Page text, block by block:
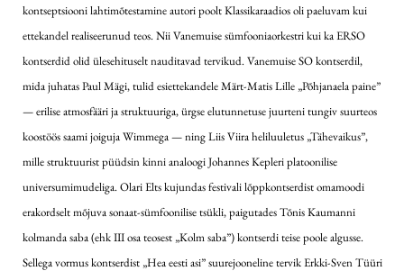
kontseptsiooni lahtimõtestamine autori poolt Klassikaraadios oli paeluvam kui
ettekandel realiseerunud teos. Nii Vanemuise sümfooniaorkestri kui ka ERSO
kontserdid olid ülesehituselt nauditavad tervikud. Vanemuise SO kontserdil,
mida juhatas Paul Mägi, tulid esiettekandele Märt-Matis Lille „Põhjanaela paine”
— erilise atmosfääri ja struktuuriga, ürgse elutunnetuse juurteni tungiv suurteos
koostöös saami joiguja Wimmega — ning Liis Viira heliluuletus „Tähevaikus”,
mille struktuurist püüdsin kinni analoogi Johannes Kepleri platoonilise
universumimudeliga. Olari Elts kujundas festivali lõppkontserdist omamoodi
erakordselt mõjuva sonaat-sümfoonilise tsükli, paigutades Tõnis Kaumanni
kolmanda saba (ehk III osa teosest „Kolm saba”) kontserdi teise poole algusse.
Sellega vormus kontserdist „Hea eesti asi” suurejooneline tervik Erkki-Sven Tüüri